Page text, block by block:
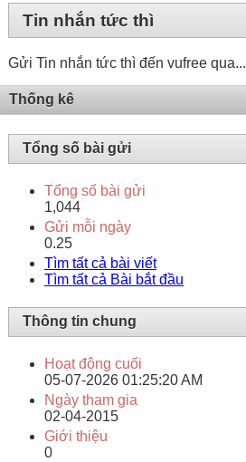
Tin nhắn tức thì
Gửi Tin nhắn tức thì đến vufree qua...
Thống kê
Tổng số bài gửi
Tổng số bài gửi
1,044
Gửi mỗi ngày
0.25
Tìm tất cả bài viết
Tìm tất cả Bài bắt đầu
Thông tin chung
Hoạt động cuối
05-07-2026 01:25:20 AM
Ngày tham gia
02-04-2015
Giới thiệu
0